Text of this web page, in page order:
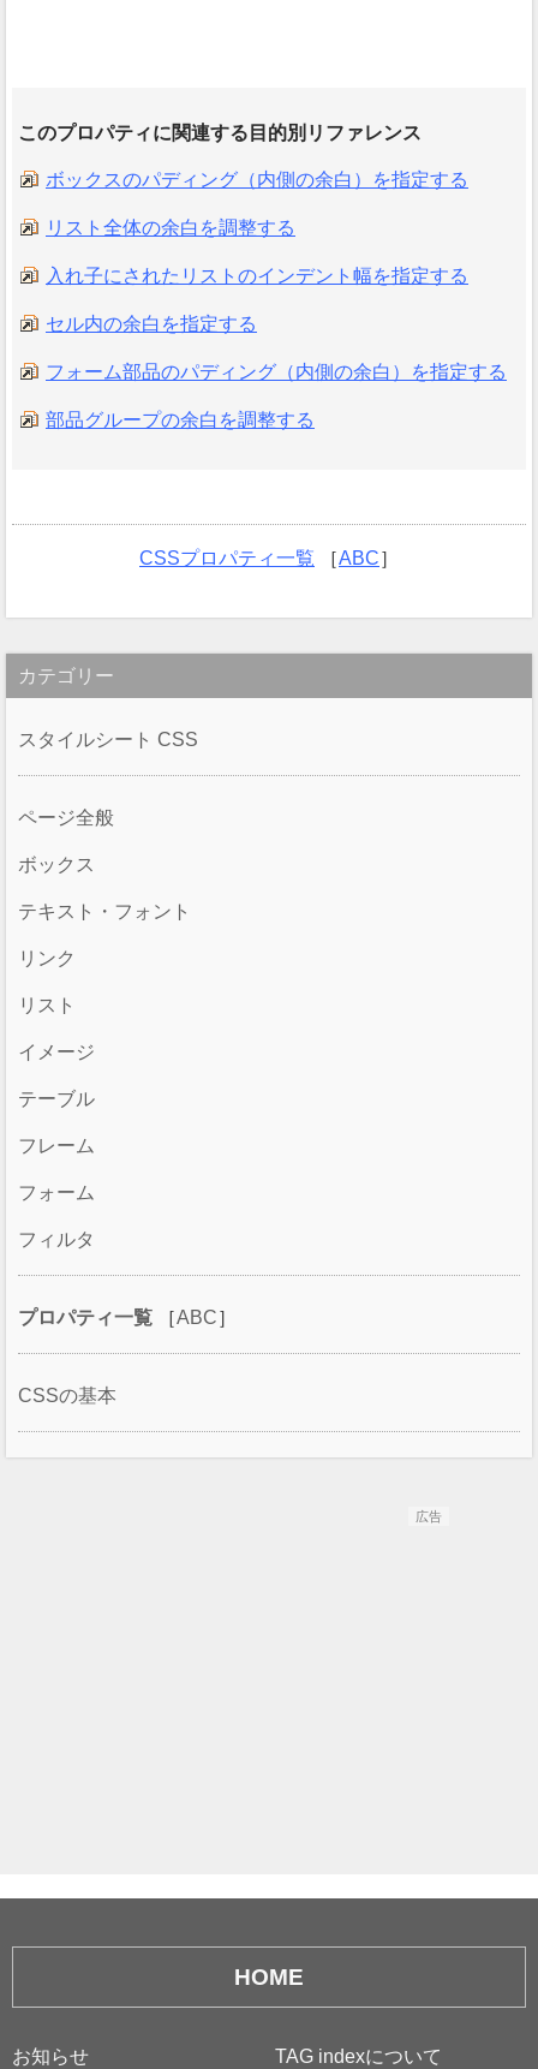
このプロパティに関連する目的別リファレンス
ボックスのパディング（内側の余白）を指定する
リスト全体の余白を調整する
入れ子にされたリストのインデント幅を指定する
セル内の余白を指定する
フォーム部品のパディング（内側の余白）を指定する
部品グループの余白を調整する
CSSプロパティ一覧 ［ABC］
カテゴリー
スタイルシート CSS
ページ全般
ボックス
テキスト・フォント
リンク
リスト
イメージ
テーブル
フレーム
フォーム
フィルタ
プロパティ一覧 ［ABC］
CSSの基本
広告
HOME
お知らせ TAG indexについて